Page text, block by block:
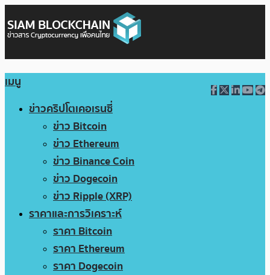
เมนู
ข่าวคริปโตเคอเรนซี่
ข่าว Bitcoin
ข่าว Ethereum
ข่าว Binance Coin
ข่าว Dogecoin
ข่าว Ripple (XRP)
ราคาและการวิเคราะห์
ราคา Bitcoin
ราคา Ethereum
ราคา Dogecoin